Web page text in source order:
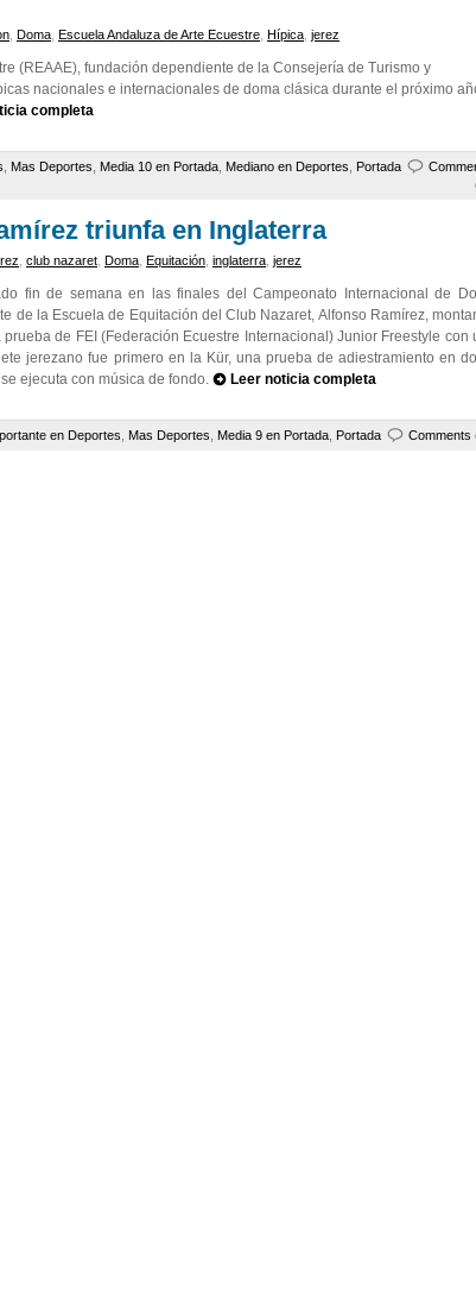
Doma Escuela Andaluza de Arte Ecuestre Hípica jerez
(REAAE), fundación dependiente de la Consejería de Turismo y
nacionales e internacionales de doma clásica durante el próximo
completa
Mas Deportes Media 10 en Portada Mediano en Deportes Portada
triunfa en Inglaterra
club nazaret Doma Equitación inglaterra jerez
fin de semana en las finales del Campeonato Internacional de
de la Escuela de Equitación del Club Nazaret, Alfonso Ramírez,
de FEI (Federación Ecuestre Internacional) Junior Freestyle con
jerezano fue primero en la Kür, una prueba de adiestramiento en
ejecuta con música de fondo.
Leer noticia completa
en Deportes Mas Deportes Media 9 en Portada Portada Comments